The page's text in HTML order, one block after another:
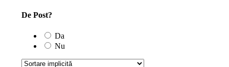
De Post?
Da
Nu